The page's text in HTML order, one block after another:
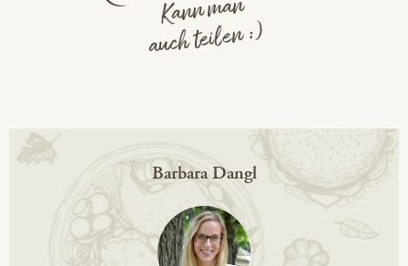
Kann man
auch teilen :)
Barbara Dangl